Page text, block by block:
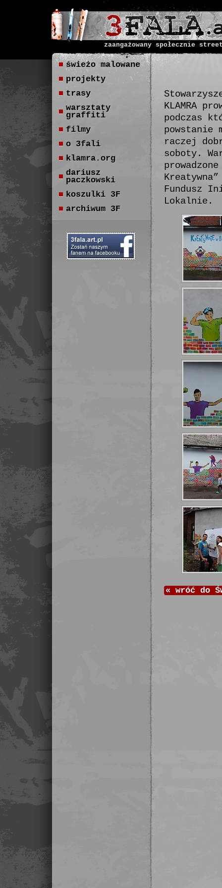
zaangażowany społecznie
KLAMRA
podczas
powstanie
raczej
soboty.
Fundusz
Lokalnie.
« wróć do
świeżo malowane
projekty
trasy
warsztaty
graffiti
filmy
o 3fali
klamra.org
dariusz
paczkowski
koszulki 3F
archiwum 3F